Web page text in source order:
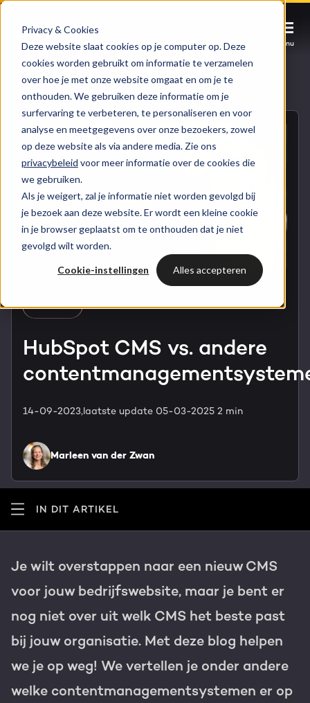
Privacy & Cookies
Deze website slaat cookies op je computer op. Deze
cookies worden gebruikt om informatie te verzamelen
over hoe je met onze website omgaat en om je te
onthouden. We gebruiken deze informatie om je
surfervaring te verbeteren, te personaliseren en voor
analyse en meetgegevens over onze bezoekers, zowel
op deze website als via andere media. Zie ons
privacybeleid voor meer informatie over de cookies die
we gebruiken.
Als je weigert, zal je informatie niet worden gevolgd bij
je bezoek aan deze website. Er wordt een kleine cookie
in je browser geplaatst om te onthouden dat je niet
gevolgd wilt worden.
Cookie-instellingen Alles accepteren
Menu
Services
HUBSPOT SERVICES
HubSpot implementatie
HubSpot automations
HubSpot integraties
GROWTH SERVICES
Digital marketing
Content & design
AI services
WEBSITE SERVICES
HubSpot websites
Cases
Branches
Bright
WELKOM BIJ BRIGHT
Team
Contact
HubSpot partner
Awards
Inspiratie
Blog
Events & webinars
HubSpot video's
Kennisbank
PORTAL REVIEW
Haal alles uit je HubSpot licentie
Gratis portal scan
Could not loads results. Please refresh the page.
Naar blogoverzicht
WEBSITE
HubSpot CMS vs. andere
14-09-2023,laatste update 05-03-2025 2 min
Marleen van der Zwan
IN DIT ARTIKEL
Je wilt overstappen naar een nieuw CMS
voor jouw bedrijfswebsite, maar je bent er
nog niet over uit welk CMS het beste past
bij jouw organisatie. Met deze blog helpen
we je op weg! We vertellen je onder andere
welke contentmanagementsystemen er op